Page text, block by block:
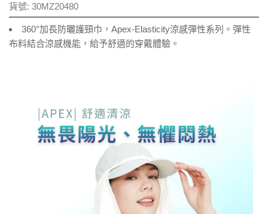
貨號: 30MZ20480
360°加長防曬護頸巾，Apex-Elasticity涼感彈性系列。彈性
布料結合涼感機能，給予舒適的穿戴體驗。